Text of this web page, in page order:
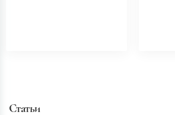
Статьи